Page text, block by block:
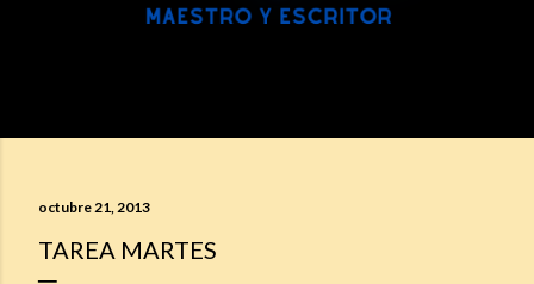
octubre 21, 2013
TAREA MARTES